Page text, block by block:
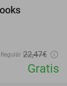
Regulär 22,47€
Gratis